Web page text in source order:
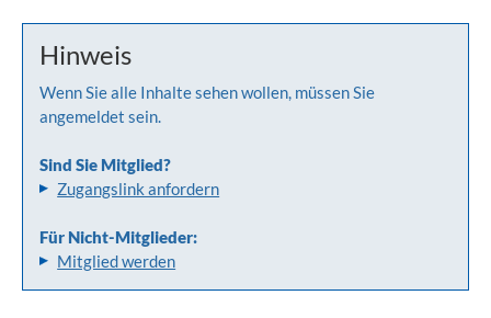
Hinweis
Wenn Sie alle Inhalte sehen wollen, müssen Sie
angemeldet sein.
Sind Sie Mitglied?
Zugangslink anfordern
Für Nicht-Mitglieder:
Mitglied werden